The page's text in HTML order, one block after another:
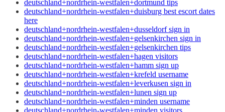
deutschland+nordrhein-westfalen+dortmund tips
deutschland+nordrhein-westfalen+duisburg best escort dates
here
deutschland+nordrhein-westfalen+dusseldorf sign in
deutschland+nordrhein-westfalen+gelsenkirchen sign in
deutschland+nordrhein-westfalen+gelsenkirchen tips
deutschland+nordrhein-westfalen+hagen visitors
deutschland+nordrhein-westfalen+hamm sign up
deutschland+nordrhein-westfalen+krefeld username
deutschland+nordrhein-westfalen+leverkusen sign in
deutschland+nordrhein-westfalen+lunen sign up
deutschland+nordrhein-westfalen+minden username